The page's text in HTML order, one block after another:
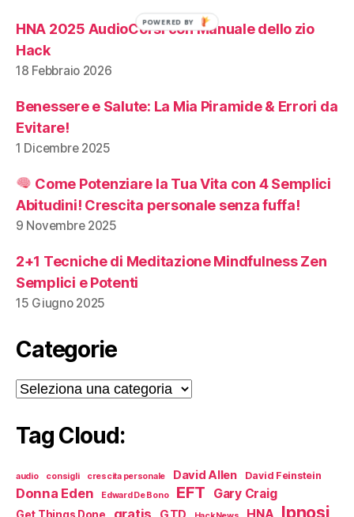
HNA 2025 AudioCorsi con Manuale dello zio
Hack
18 Febbraio 2026
Benessere e Salute: La Mia Piramide & Errori da
Evitare!
1 Dicembre 2025
Come Potenziare la Tua Vita con 4 Semplici
Abitudini! Crescita personale senza fuffa!
9 Novembre 2025
2+1 Tecniche di Meditazione Mindfulness Zen
Semplici e Potenti
15 Giugno 2025
Categorie
Categorie
Tag Cloud:
audio consigli crescita personale David Allen David Feinstein
Donna Eden Edward De Bono EFT Gary Craig
Get Things Done gratis HNA Ipnosi
POWERED BY